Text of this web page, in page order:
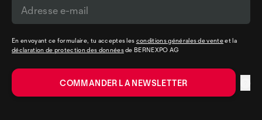
En envoyant ce formulaire, tu acceptes les conditions générales de venteet la
déclaration de protection des donnéesde BERNEXPO AG